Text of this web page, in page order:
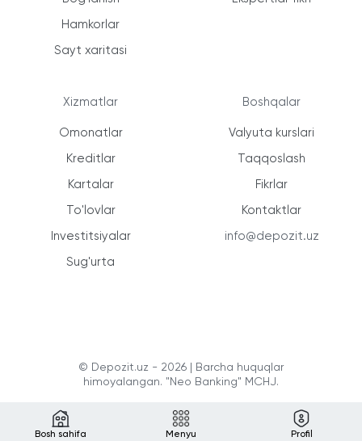
Bosh sahifa Menyu Profil
Hamkorlar
Sayt xaritasi
Xizmatlar
Omonatlar
Kreditlar
Kartalar
To'lovlar
Investitsiyalar
Sug'urta
Boshqalar
Valyuta kurslari
Taqqoslash
Fikrlar
Kontaktlar
info@depozit.uz
© Depozit.uz - 2026 | Barcha huquqlar
himoyalangan. "Neo Banking" MCHJ.